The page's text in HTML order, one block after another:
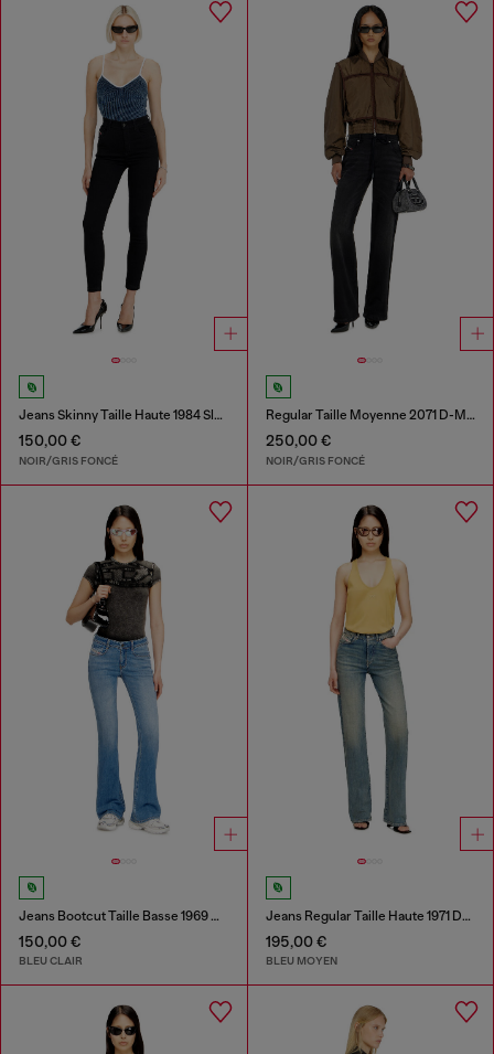
Jeans Skinny Taille Haute 1984 Slandy-High
150,00 €
NOIR/GRIS FONCÉ
Regular Taille Moyenne 2071 D-Meel Joggjeans®
250,00 €
NOIR/GRIS FONCÉ
Jeans Bootcut Taille Basse 1969 D-Ebbey
150,00 €
BLEU CLAIR
Jeans Regular Taille Haute 1971 D-Sent
195,00 €
BLEU MOYEN